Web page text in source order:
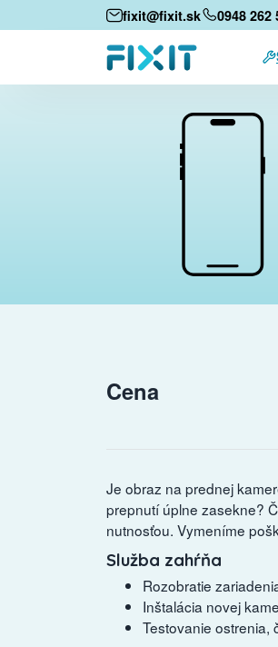
fixit@fixit.sk 0948 262
Cena
Je obraz na prednej
prepnutí úplne zasekne?
nutnosťou. Vymeníme
Služba zahŕňa
Rozobratie
Inštalácia novej
Testovanie ostrenia,